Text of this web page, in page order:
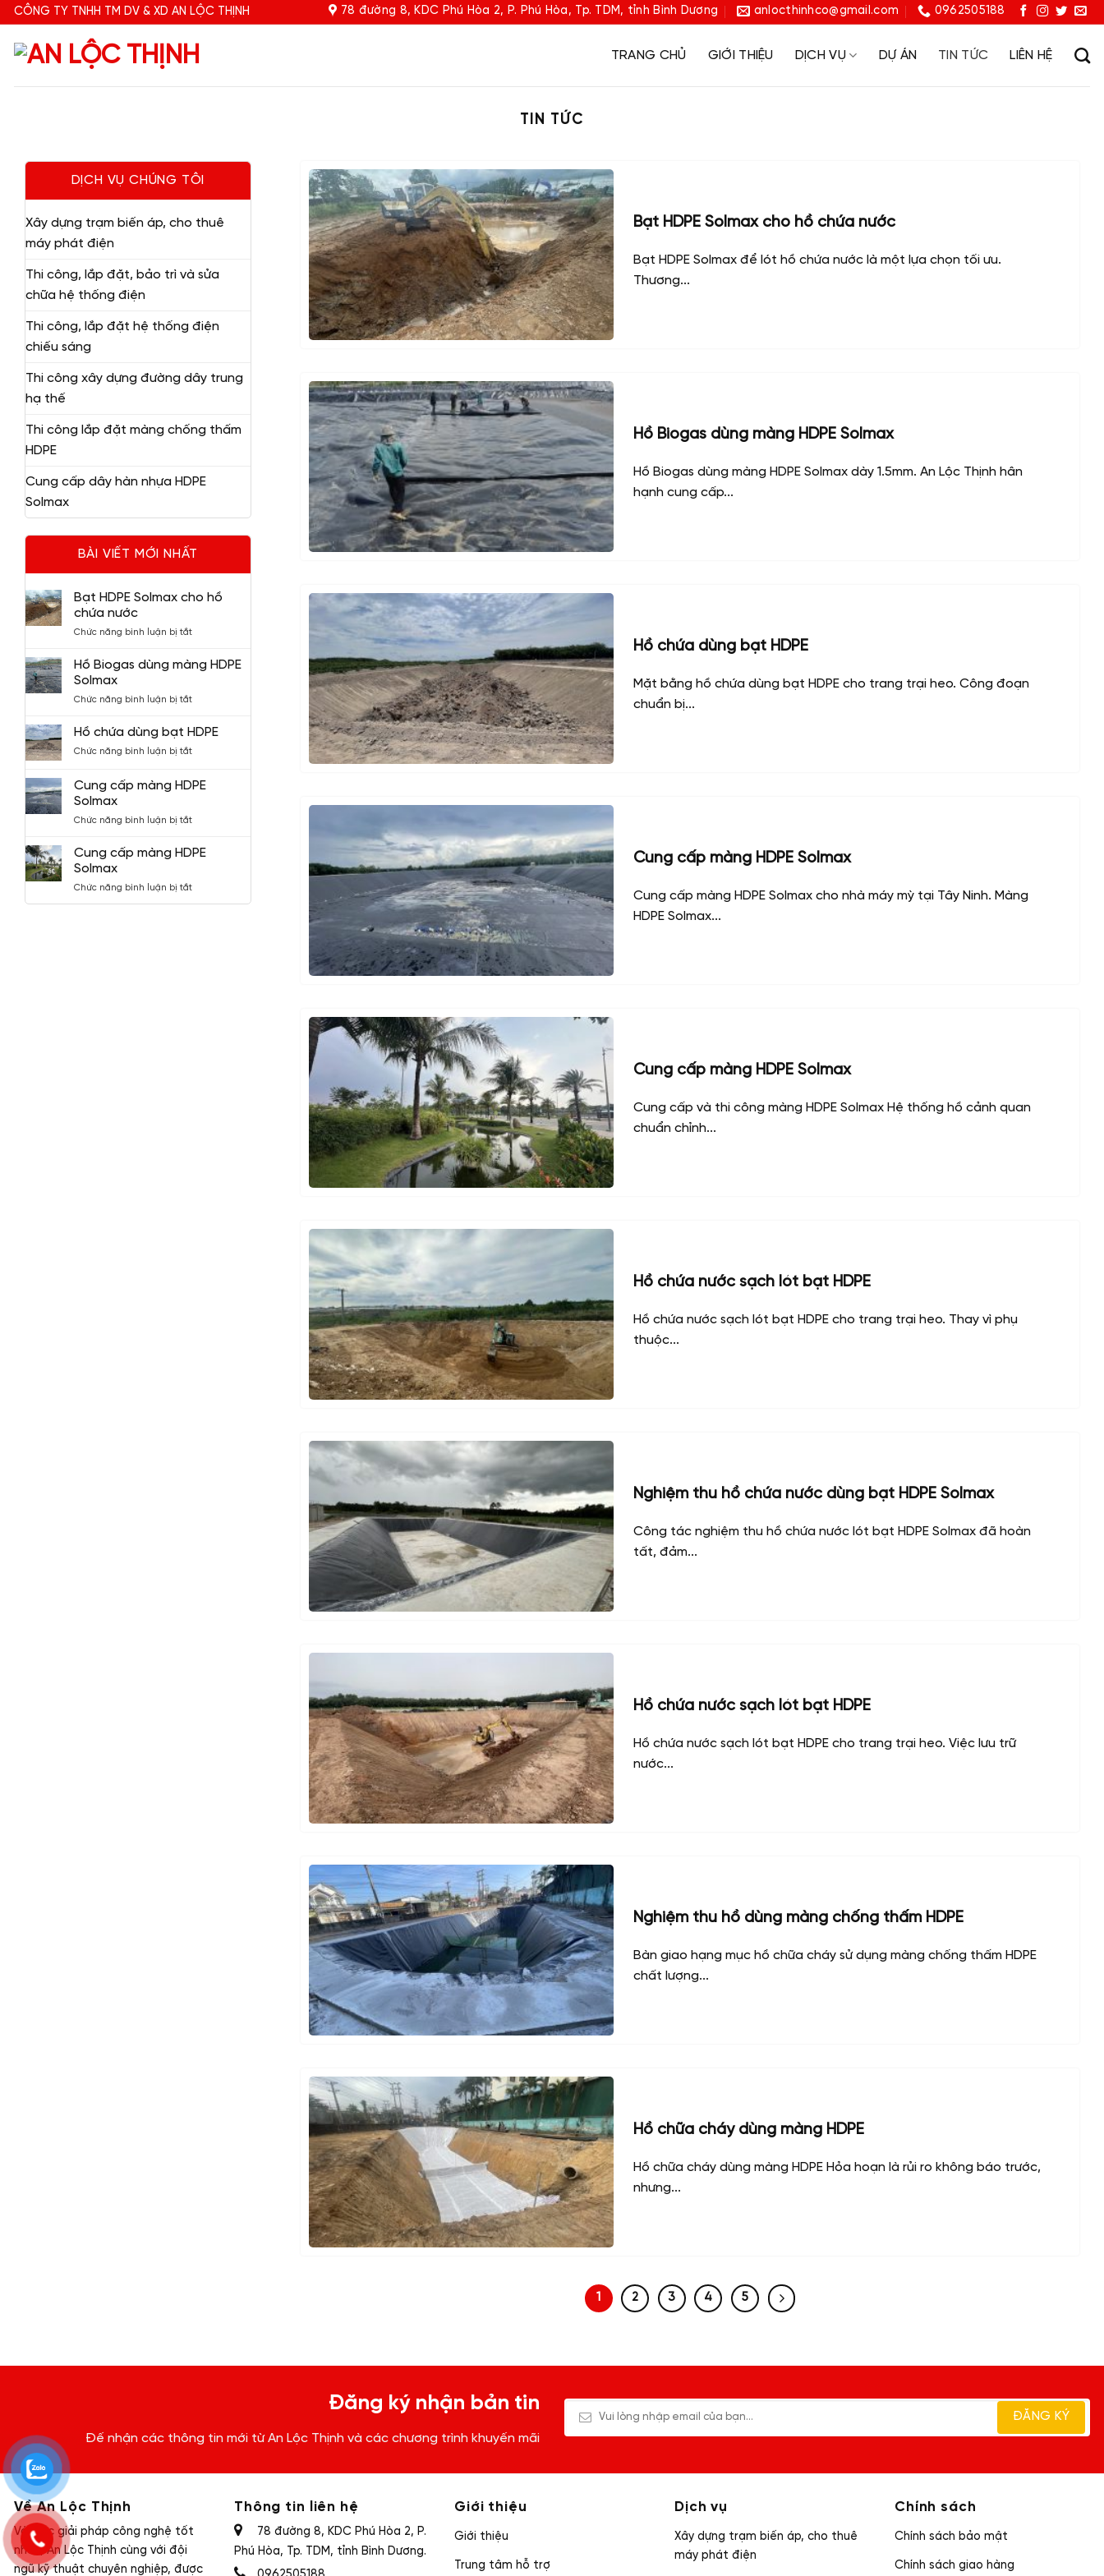
Bỏ
nội
CÔNG TY TNHH TM DV & XD AN LỘC THỊNH 78 đường 8, KDC Phú Hòa 2, P. Phú Hòa, Tp. TDM, tỉnh Bình Dương anlocthinhco@gmail.com 0962505188
TRANG CHỦ GIỚI THIỆU DỊCH VỤ DỰ ÁN TIN TỨC LIÊN HỆ
TIN TỨC
DỊCH VỤ CHÚNG TÔI
Xây dựng trạm biến áp, cho thuê
máy phát điện
Thi công, lắp đặt, bảo trì và sửa
chữa hệ thống điện
Thi công, lắp đặt hệ thống điện
chiếu sáng
Thi công xây dựng đường dây trung
hạ thế
Thi công lắp đặt màng chống thấm
HDPE
Cung cấp dây hàn nhựa HDPE
Solmax
BÀI VIẾT MỚI NHẤT
Bạt HDPE Solmax cho hồ
chứa nước
Chức năng bình luận bị tắtở
HDPE
Solmax
hồ
nước
Hồ Biogas dùng màng HDPE
Solmax
Chức năng bình luận bị tắtở
Biogas
màng
Solmax
Hồ chứa dùng bạt HDPE
Chức năng bình luận bị tắtở
chứa
dùng
HDPE
Cung cấp màng HDPE
Solmax
Chức năng bình luận bị tắtở
cấp
Solmax
Cung cấp màng HDPE
Solmax
Chức năng bình luận bị tắtở
Bạt HDPE Solmax cho hồ chứa nước
Bạt HDPE Solmax để lót hồ chứa nước là một lựa chọn tối ưu.
Thương...
Hồ Biogas dùng màng HDPE Solmax
Hồ Biogas dùng màng HDPE Solmax dày 1.5mm. An Lộc Thịnh hân
hạnh cung cấp...
Hồ chứa dùng bạt HDPE
Mặt bằng hồ chứa dùng bạt HDPE cho trang trại heo. Công đoạn
chuẩn bị...
Cung cấp màng HDPE Solmax
Cung cấp màng HDPE Solmax cho nhà máy mỳ tại Tây Ninh. Màng
HDPE Solmax...
Cung cấp màng HDPE Solmax
Cung cấp và thi công màng HDPE Solmax Hệ thống hồ cảnh quan
chuẩn chỉnh...
Hồ chứa nước sạch lót bạt HDPE
Hồ chứa nước sạch lót bạt HDPE cho trang trại heo. Thay vì phụ
thuộc...
Nghiệm thu hồ chứa nước dùng bạt HDPE Solmax
Công tác nghiệm thu hồ chứa nước lót bạt HDPE Solmax đã hoàn
tất, đảm...
Hồ chứa nước sạch lót bạt HDPE
Hồ chứa nước sạch lót bạt HDPE cho trang trại heo. Việc lưu trữ
nước...
Nghiệm thu hồ dùng màng chống thấm HDPE
Bàn giao hạng mục hồ chữa cháy sử dụng màng chống thấm HDPE
chất lượng...
Hồ chữa cháy dùng màng HDPE
Hồ chữa cháy dùng màng HDPE Hỏa hoạn là rủi ro không báo trước,
nhưng...
1 2 3 4 5
Đăng ký nhận bản tin
Đế nhận các thông tin mới từ An Lộc Thịnh và các chương trình khuyến mãi
Về An Lộc Thịnh
Với các giải pháp công nghệ tốt
nhất, An Lộc Thịnh cùng với đội
ngũ kỹ thuật chuyên nghiệp, được
Thông tin liên hệ
78 đường 8, KDC Phú Hòa 2, P.
Phú Hòa, Tp. TDM, tỉnh Bình Dương.
Giới thiệu
Giới thiệu
Trung tâm hỗ trợ
Dịch vụ
Xây dựng trạm biến áp, cho thuê
máy phát điện
Chính sách
Chính sách bảo mật
Chính sách giao hàng